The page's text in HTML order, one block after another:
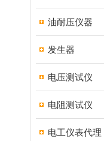
油耐压仪器
发生器
电压测试仪
电阻测试仪
电工仪表代理